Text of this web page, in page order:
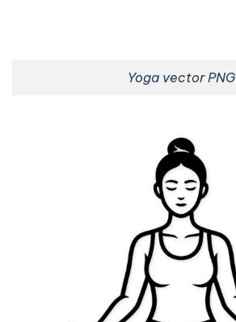
Yoga vector PNG